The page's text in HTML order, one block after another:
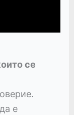
се
е